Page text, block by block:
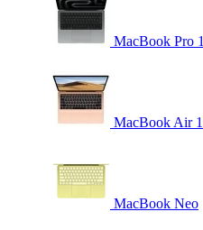
MacBook Pro
MacBook Air
MacBook Neo